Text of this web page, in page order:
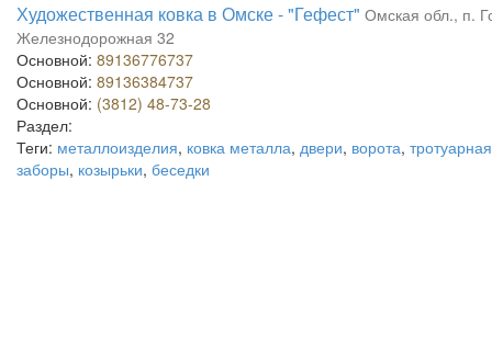
Художественная ковка в Омске - "Гефест" Омская обл., п.
Железнодорожная 32
Основной: 89136776737
Основной: 89136384737
Основной: (3812) 48-73-28
Раздел:
Теги: металлоизделия, ковка металла, двери, ворота,
заборы, козырьки, беседки